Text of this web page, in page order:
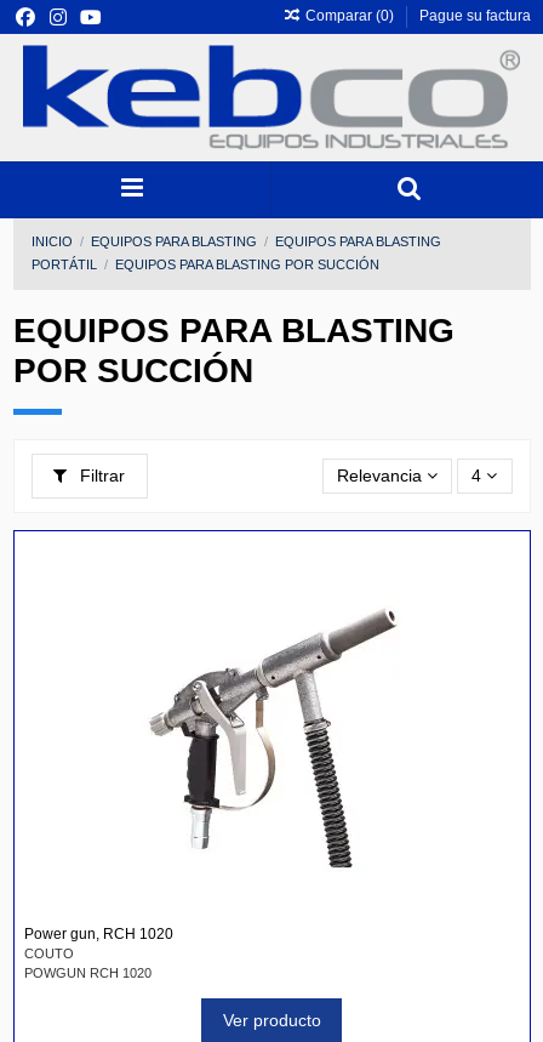
Comparar (0) Pague su factura
INICIO EQUIPOS PARA BLASTING
EQUIPOS PARA BLASTING
PORTÁTIL
EQUIPOS PARA BLASTING POR SUCCIÓN
EQUIPOS PARA BLASTING
POR SUCCIÓN
Filtrar Relevancia 4
Power gun, RCH 1020
COUTO
POWGUN RCH 1020
Ver producto